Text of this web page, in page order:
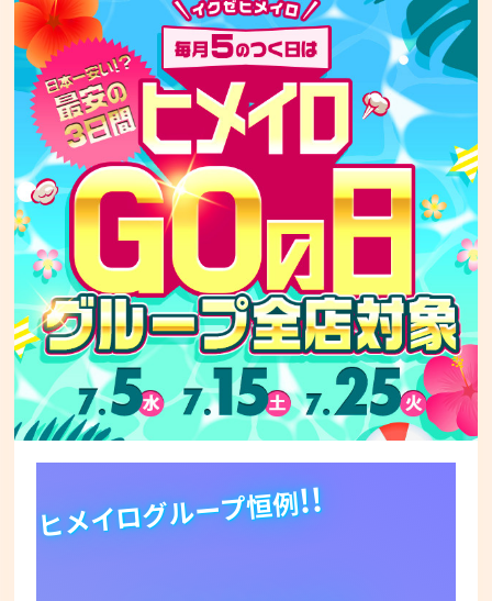
ヒメイログループ恒例!!